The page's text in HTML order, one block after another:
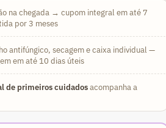
na chegada → cupom integral em até 7
por 3 meses
antifúngico, secagem e caixa individual —
em até 10 dias úteis
de primeiros cuidadosacompanha a